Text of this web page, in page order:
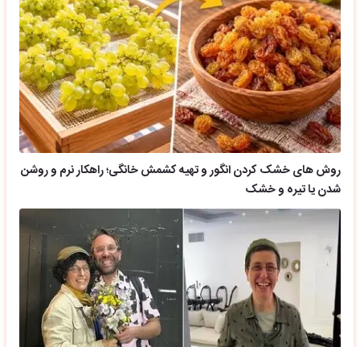
روش های خشک کردن انگور و تهیه کشمش خانگی؛ راهکار نرم و روشن
شدن یا تیره و خشک